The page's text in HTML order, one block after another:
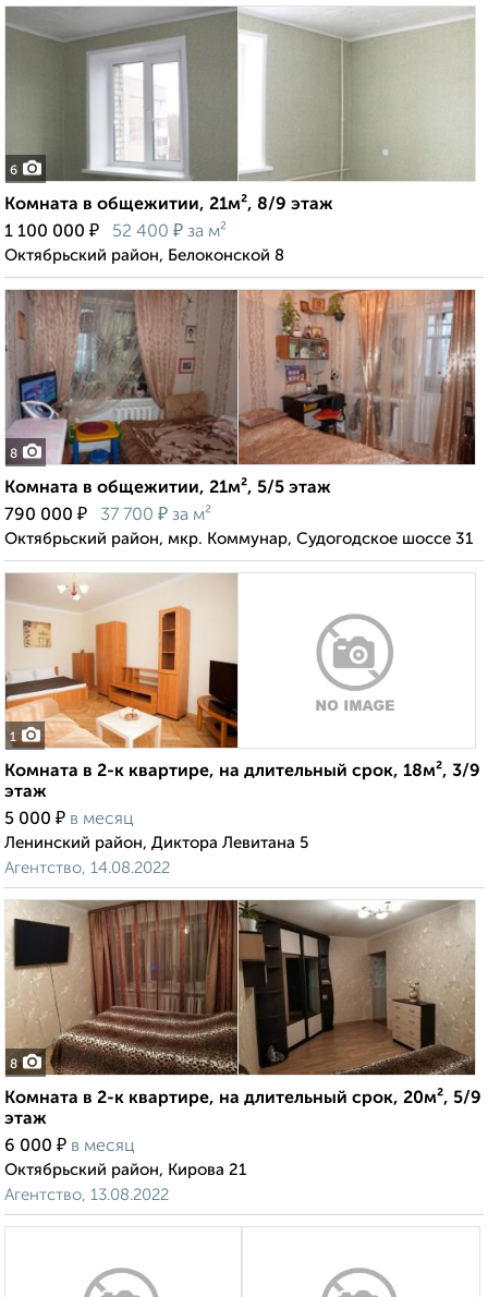
6
Комната в общежитии, 21м², 8/9 этаж
1 100 000 ₽ 52 400 ₽ за м²
Октябрьский район, Белоконской 8
8
Комната в общежитии, 21м², 5/5 этаж
790 000 ₽ 37 700 ₽ за м²
Октябрьский район, мкр. Коммунар, Судогодское шоссе 31
1
Комната в 2-к квартире, на длительный срок, 18м², 3/9
этаж
5 000 ₽ в месяц
Ленинский район, Диктора Левитана 5
Агентство, 14.08.2022
8
Комната в 2-к квартире, на длительный срок, 20м², 5/9
этаж
6 000 ₽ в месяц
Октябрьский район, Кирова 21
Агентство, 13.08.2022